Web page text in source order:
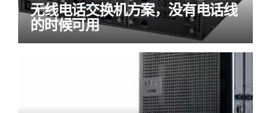
无线电话交换机方案，没有电话线
的时候可用